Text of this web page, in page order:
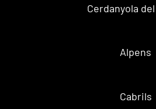
Cerdanyola
Alpens
Cabrils